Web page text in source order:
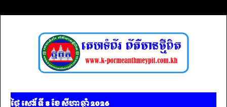
ថ្ងៃ សៅរ៍ ទី 8​ ខែ សីហា ឆ្នាំ 2026